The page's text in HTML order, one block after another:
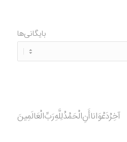
بایگانی‌ها
آخِرُدَعْوَانا‌أَنِ‌الْحَمْدُ‌‌‌لِلَّهِ‌رَبِّ‌الْعَالَمِينَ